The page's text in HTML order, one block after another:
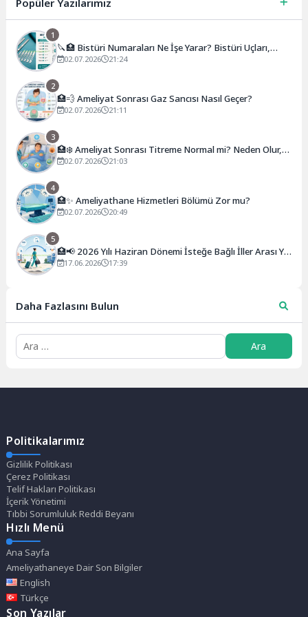
1
🔪🏥 Bistüri Numaraları Ne İşe Yarar? Bistüri Uçları,
Sapları, Kullanım Alanları ve Numara Rehberi
02.07.2026 21:24
2
🏥💨 Ameliyat Sonrası Gaz Sancısı Nasıl Geçer?
02.07.2026 21:11
3
🏥❄️ Ameliyat Sonrası Titreme Normal mi? Neden Olur,
Ne Kadar Sürer, Ne Zaman Geçer?
02.07.2026 21:03
4
🏥✨ Ameliyathane Hizmetleri Bölümü Zor mu?
02.07.2026 20:49
5
🏥📢 2026 Yılı Haziran Dönemi İsteğe Bağlı İller Arası Yer
Değiştirme Kurası Açıklandı!
17.06.2026 17:39
Daha Fazlasını Bulun
Politikalarımız
Gizlilik Politikası
Çerez Politikası
Telif Hakları Politikası
İçerik Yönetimi
Tıbbi Sorumluluk Reddi Beyanı
Hızlı Menü
Ana Sayfa
Ameliyathaneye Dair Son Bilgiler
English
Türkçe
Son Yazılar